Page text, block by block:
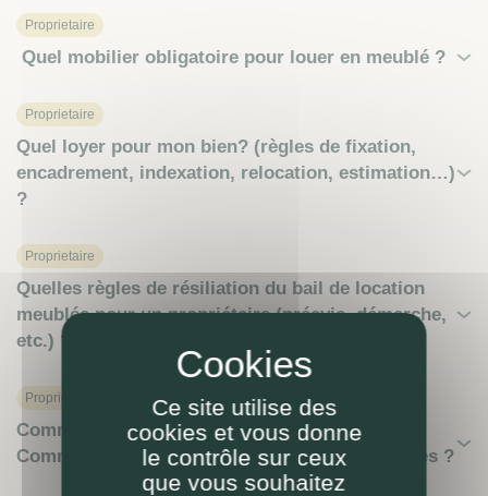
Proprietaire
Quel mobilier obligatoire pour louer en meublé ?
Proprietaire
Quel loyer pour mon bien? (règles de fixation,
encadrement, indexation, relocation, estimation…)
?
Proprietaire
Quelles règles de résiliation du bail de location
meublée pour un propriétaire (préavis, démarche,
etc.) ?
Proprietaire
Comment LOKIZI évite la vacance locative ?
Comment sont gérées les rotations de locataires ?
Ce site utilise des
cookies et vous donne
le contrôle sur ceux
que vous souhaitez